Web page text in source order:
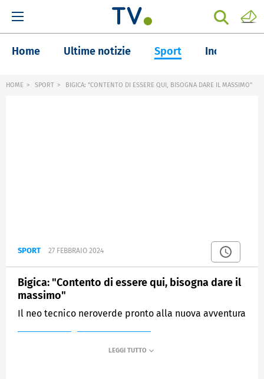
Home Ultime notizie Sport Inchieste
HOME SPORT BIGICA: "CONTENTO DI ESSERE QUI, BISOGNA DARE IL MASSIMO"
SPORT 27 FEBBRAIO 2024
Bigica: "Contento di essere qui, bisogna dare il
massimo"
Il neo tecnico neroverde pronto alla nuova avventura